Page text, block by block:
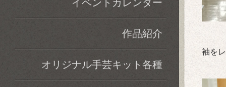
袖を
イベントカレンダー
作品紹介
オリジナル手芸キット各種